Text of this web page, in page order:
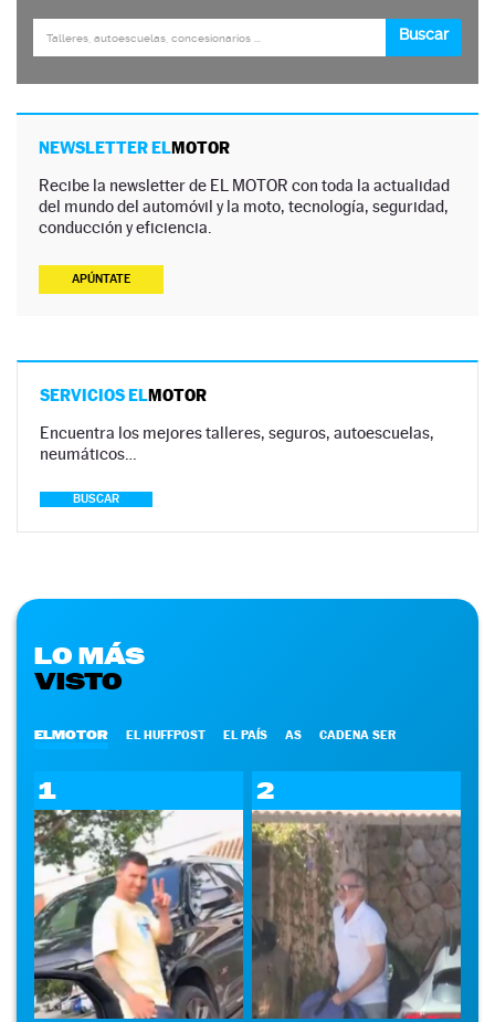
NEWSLETTER ELMOTOR
Recibe la newsletter de EL MOTOR con toda la actualidad
del mundo del automóvil y la moto, tecnología, seguridad,
conducción y eficiencia.
APÚNTATE
SERVICIOS ELMOTOR
Encuentra los mejores talleres, seguros, autoescuelas,
neumáticos…
BUSCAR
LO MÁS
VISTO
ELMOTOR EL HUFFPOST EL PAÍS AS CADENA SER
1 2